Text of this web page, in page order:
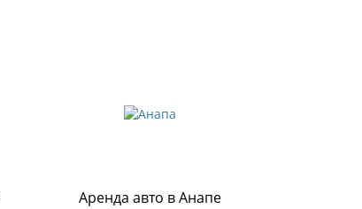
Аренда авто в Анапе